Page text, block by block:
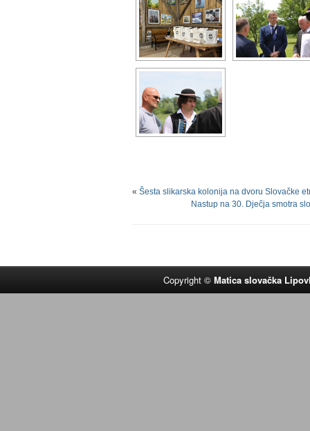
« Šesta slikarska kolonija na dvoru Slovačke
Nastup na 30. Dječja smotra
Copyright ©Matica slovačka